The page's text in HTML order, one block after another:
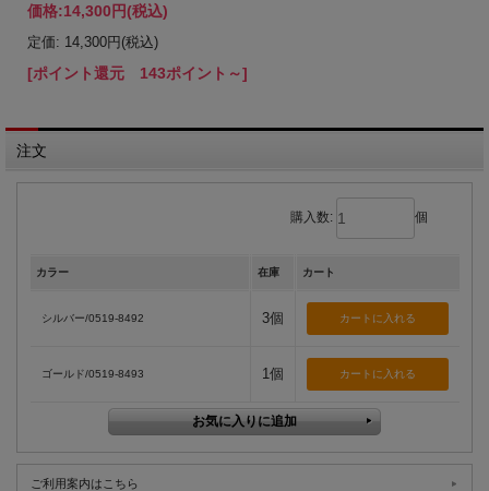
価格:14,300円(税込)
定価: 14,300円(税込)
[ポイント還元 143ポイント～]
注文
購入数: 個
カラー 在庫 カート
シルバー/0519-8492 3個
ゴールド/0519-8493 1個
ご利用案内はこちら